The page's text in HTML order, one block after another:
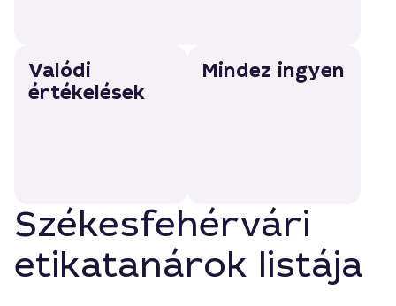
Valódi
értékelések
Mindez ingyen
Székesfehérvári
etikatanárok listája